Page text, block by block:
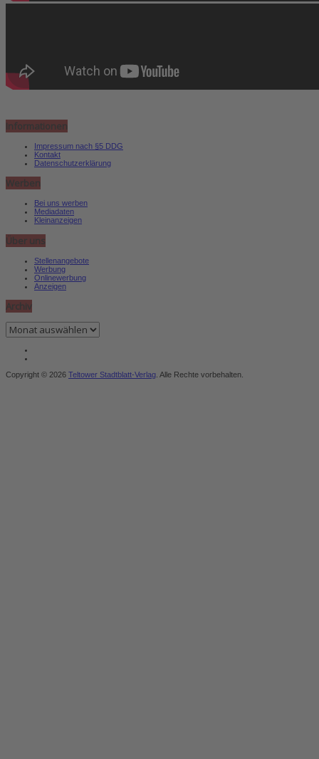
Informationen
Impressum nach §5 DDG
Kontakt
Datenschutzerklärung
Werben
Bei uns werben
Mediadaten
Kleinanzeigen
Über uns
Stellenangebote
Werbung
Onlinewerbung
Anzeigen
Archiv
Archiv
Copyright © 2026 Teltower Stadtblatt-Verlag . Alle Rechte vorbehalten.